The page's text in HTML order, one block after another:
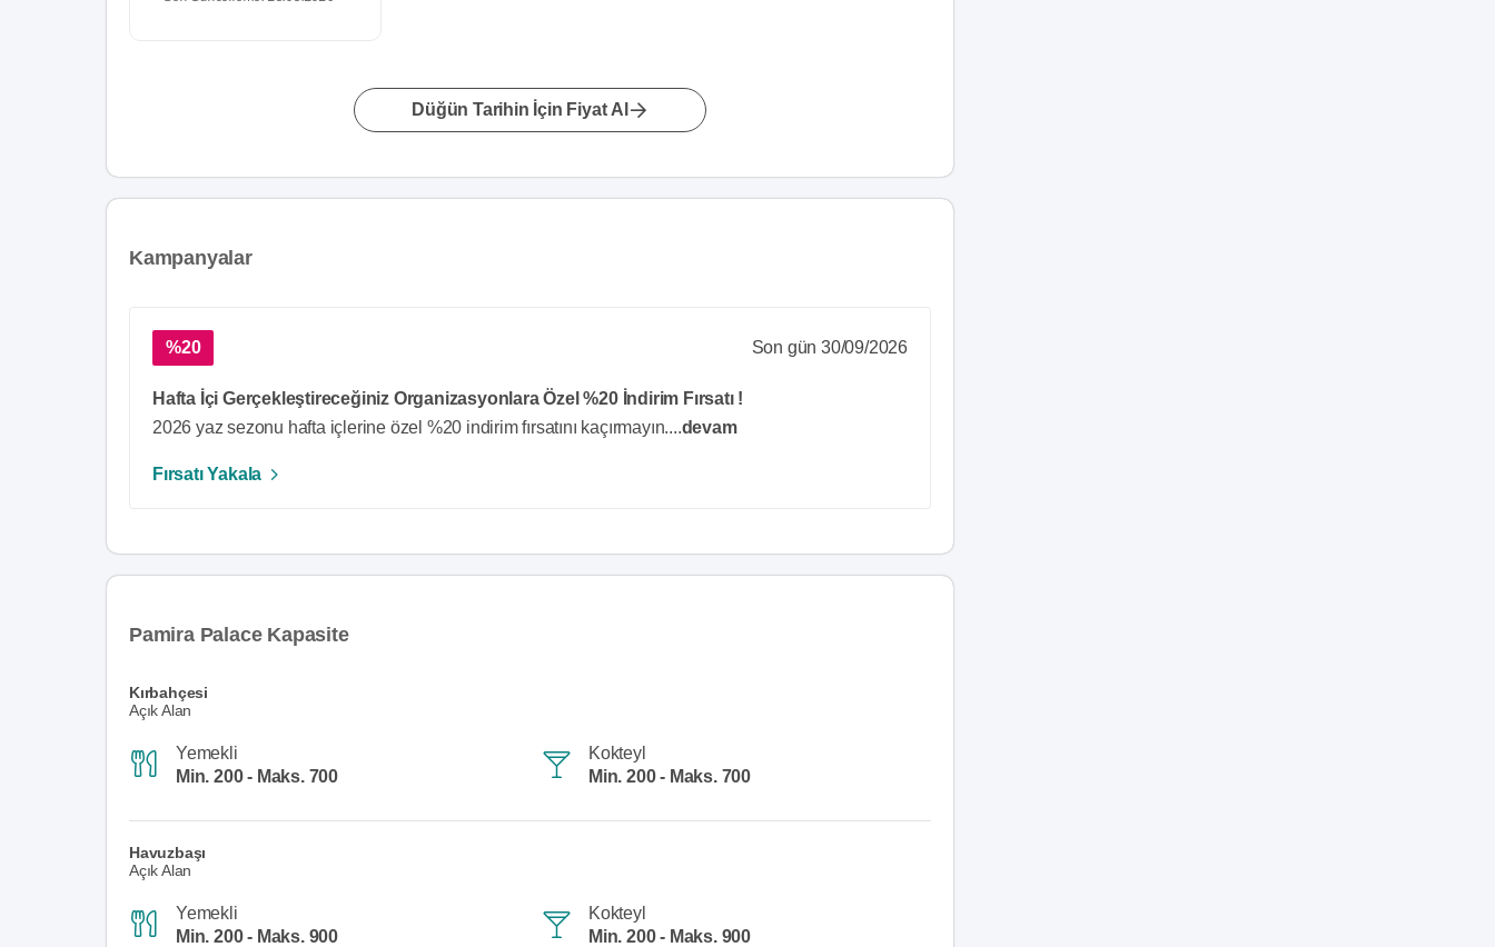
Düğün Tarihin İçin Fiyat Al
Kampanyalar
%20 Son gün 30/09/2026
Hafta İçi Gerçekleştireceğiniz Organizasyonlara Özel %20 İndirim Fırsatı !
2026 yaz sezonu hafta içlerine özel %20 indirim fırsatını kaçırmayın....devam
Fırsatı Yakala
Pamira Palace Kapasite
Kırbahçesi
Açık Alan
Yemekli
Min. 200 - Maks. 700
Kokteyl
Min. 200 - Maks. 700
Havuzbaşı
Açık Alan
Yemekli
Min. 200 - Maks. 900
Kokteyl
Min. 200 - Maks. 900